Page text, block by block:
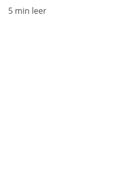
5 min leer